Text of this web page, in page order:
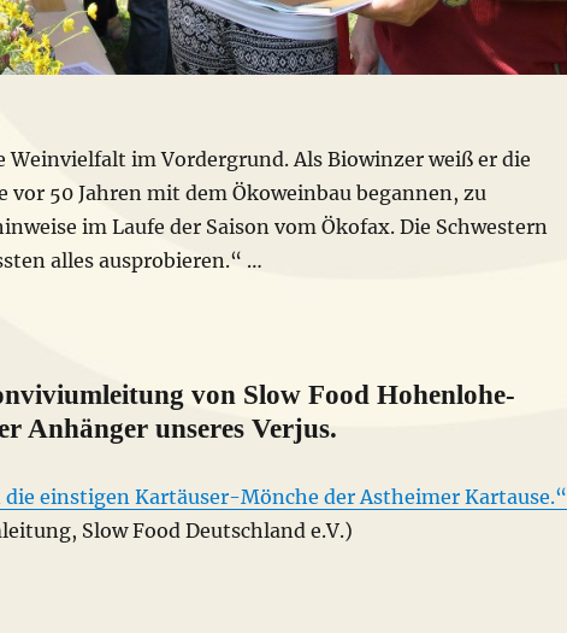
im Vordergrund. Als Biowinzer weiß er die
50 Jahren mit dem Ökoweinbau begannen, zu
im Laufe der Saison vom Ökofax. Die Schwestern
alles ausprobieren.“ …
von Slow Food Hohenlohe-
Anhänger unseres Verjus.
einstigen Kartäuser-Mönche der Astheimer Kartause.“
Slow Food Deutschland e.V.)